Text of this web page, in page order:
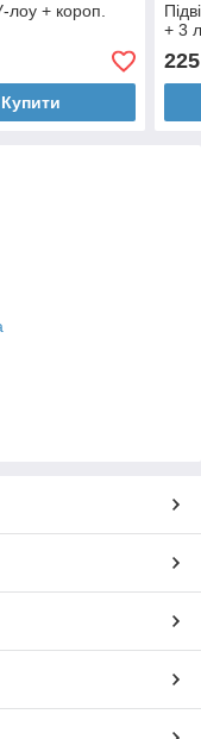
лоу + короп.
Купити
+ 3
225